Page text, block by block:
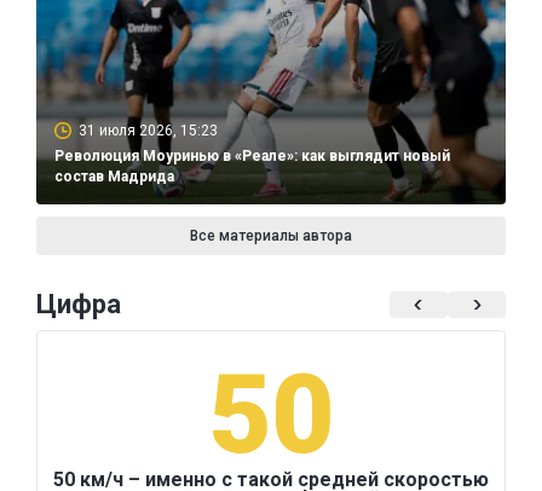
31 июля 2026, 15:23
Революция Моуринью в «Реале»: как выглядит новый
состав Мадрида
Все материалы автора
Цифра
50
50 км/ч – именно с такой средней скоростью